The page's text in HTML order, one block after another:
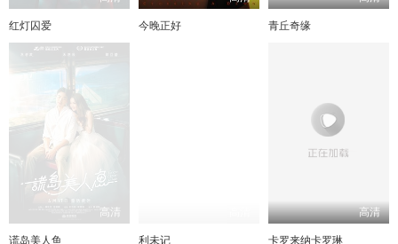
红灯囚爱 今晚正好 青丘奇缘
高清
谎岛美人鱼 利未记
高清
卡罗来纳卡罗琳